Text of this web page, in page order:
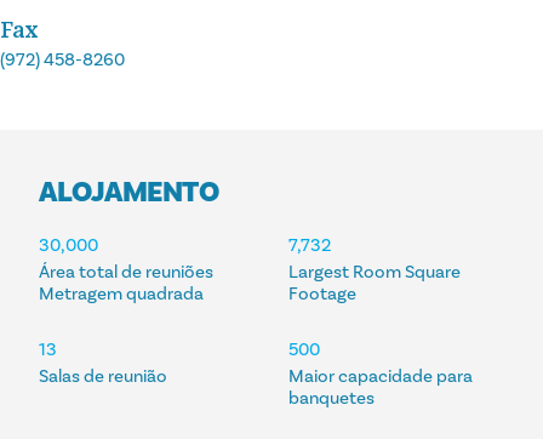
Fax
(972) 458-8260
ALOJAMENTO
ALOJAMENTO
Área total de reuniões
Metragem quadrada
30,000
Largest Room Square
Footage
7,732
Salas de reunião
13
Maior capacidade para
banquetes
500